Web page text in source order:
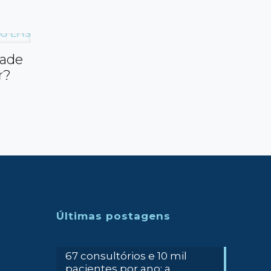
Últimas postagens
67 consultórios e 10 mil